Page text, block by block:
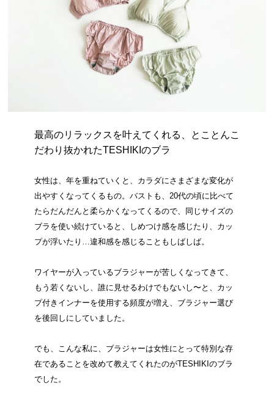
最高のリラックスを叶えてくれる、とことんこ
だわり抜かれたTESHIKIのブラ
女性は、年を重ねていくと、カラダにさまざまな変化が
出やすくなってくるもの。バストも、20代の頃に比べて
たらだんだんと柔らかくなってくるので、同じサイズの
ブラを使い続けていると、しめつけ感を感じたり、カッ
プが浮いたり…違和感を感じることもしばしば。
ワイヤーが入っているブラジャーが苦しくなってきて、
もう若くないし、誰に見せるわけでもないし〜と、カッ
プ付きインナーを使用する頻度が増え、ブラジャー選び
を後回しにしていました。
でも、こんな私に、ブラジャーは女性にとって特別な存
在であることを改めて教えてくれたのがTESHIKIのブラ
でした。